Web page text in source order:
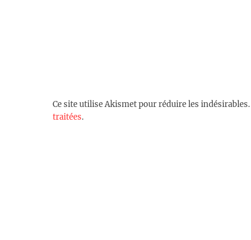
Ce site utilise Akismet pour réduire les indésirables.
traitées.